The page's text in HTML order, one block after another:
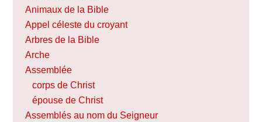
Animaux de la Bible
Appel céleste du croyant
Arbres de la Bible
Arche
Assemblée
corps de Christ
épouse de Christ
Assemblés au nom du Seigneur